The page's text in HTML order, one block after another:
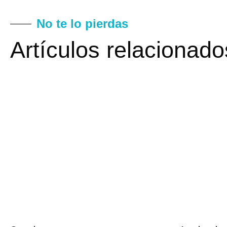
No te lo pierdas
Artículos